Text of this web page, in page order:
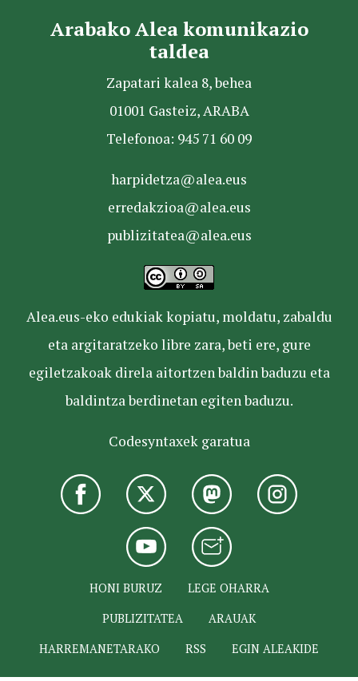
Arabako Alea komunikazio
taldea
Zapatari kalea 8, behea
01001 Gasteiz, ARABA
Telefonoa: 945 71 60 09
harpidetza@alea.eus
erredakzioa@alea.eus
publizitatea@alea.eus
Alea.eus-eko edukiak kopiatu, moldatu, zabaldu
eta argitaratzeko libre zara, beti ere, gure
egiletzakoak direla aitortzen baldin baduzu eta
baldintza berdinetan egiten baduzu.
Codesyntaxek garatua
HONI BURUZ
LEGE OHARRA
PUBLIZITATEA
ARAUAK
HARREMANETARAKO
RSS EGIN ALEAKIDE